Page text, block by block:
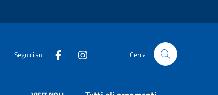
Seguici su Cerca